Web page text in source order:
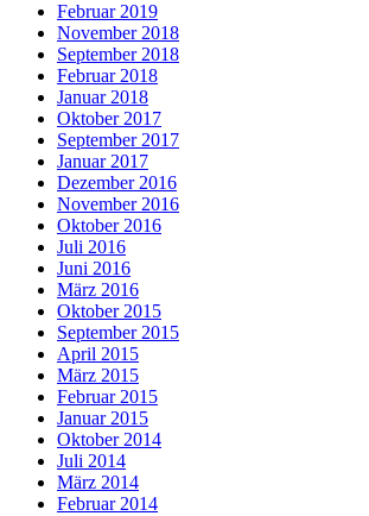
Februar 2019
November 2018
September 2018
Februar 2018
Januar 2018
Oktober 2017
September 2017
Januar 2017
Dezember 2016
November 2016
Oktober 2016
Juli 2016
Juni 2016
März 2016
Oktober 2015
September 2015
April 2015
März 2015
Februar 2015
Januar 2015
Oktober 2014
Juli 2014
März 2014
Februar 2014